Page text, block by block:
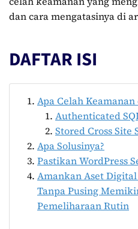
dan cara mengatasinya di
DAFTAR ISI
Apa Celah Keamanan
Authenticated
Stored Cross Site
Apa Solusinya?
Pastikan WordPress
Amankan Aset
Tanpa Pusing
Pemeliharaan Rutin